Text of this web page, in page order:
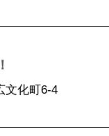
文化町6-4